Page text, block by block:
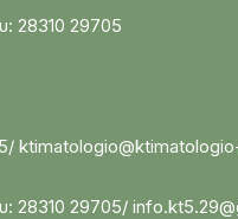
28310 29705
28310 29705/